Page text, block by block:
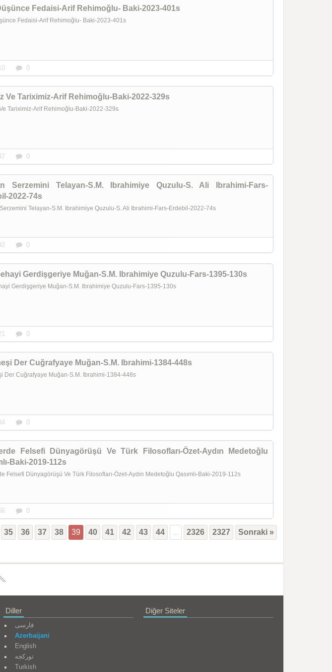
Fedaisi-Arif Rehimoğlu- Baki-2023-401s
Fedaisi-Arif Rehimoğlu- Baki-2023-401s
0
Ve Tariximiz-Arif Rehimoğlu-Baki-2022-329s
Tariximiz-Arif Rehimoğlu-Baki-2022-329s
0
Serzemini Telayan-S.M. Ibrahimiye Quzulu-S. Ali Ibrahimi-Fars-
2022-74s
Telayan-S.M. Ibrahimiye Quzulu-S. Ali Ibrahimi-Fars-Erdebil-2022-74s
0
Gerdişgeriye Muğan-S.M. Ibrahimiye Quzulu-Fars-1395-130s
Gerdişgeriye Muğan-S.M. Ibrahimiye Quzulu-Fars-1395-130s
0
Der Cuğrafyaye Muğan-S.M. Ibrahimi-1384-448s
Der Cuğrafyaye Muğan-S.M. Ibrahimi-1384-448s
0
Felsefi Dünyagörüşü Ve Türk Filosofları-Özet-Aydın Medetoğlu
Baki-2019-112s
Felsefi Dünyagörüşü Ve Türk Filosofları-Özet-Aydın Medetoğlu Qasımlı-Baki-2019-112s
0
35 36 37 38 39 40 41 42 43 44 ... 2326 2327
Sonraki »
Diğer Siteler
Diller
فارسی
Azerbaijani
English
تورکجه
Turkish